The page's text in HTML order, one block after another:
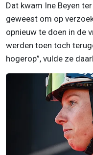
Dat kwam Ine Beyen
geweest om op
opnieuw te doen in de
werden toen toch
hogerop”, vulde ze